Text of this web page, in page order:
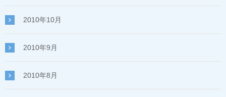
2010年10月
2010年9月
2010年8月